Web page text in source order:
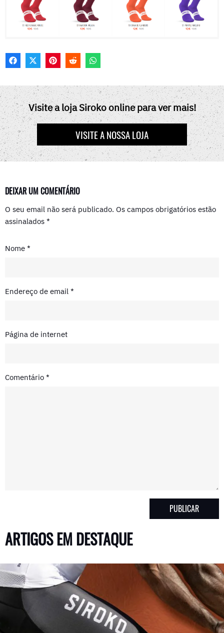
F
E
B
O
O
K
W
I
T
T
E
R
P
T
E
R
E
S
R
D
I
T
T
S
A
P
P
Visite a loja Siroko online para ver mais!
VISITE A NOSSA LOJA
DEIXAR UM COMENTÁRIO
O seu email não será publicado. Os campos obrigatórios estão
assinalados *
Nome *
Endereço de email *
Página de internet
Comentário *
ARTIGOS EM DESTAQUE